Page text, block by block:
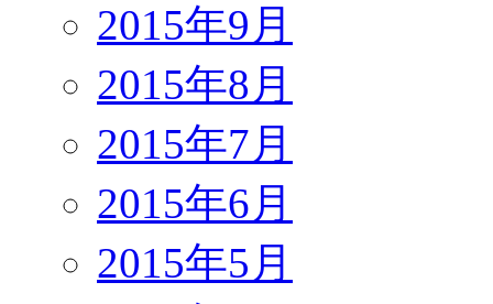
2015年9月
2015年8月
2015年7月
2015年6月
2015年5月